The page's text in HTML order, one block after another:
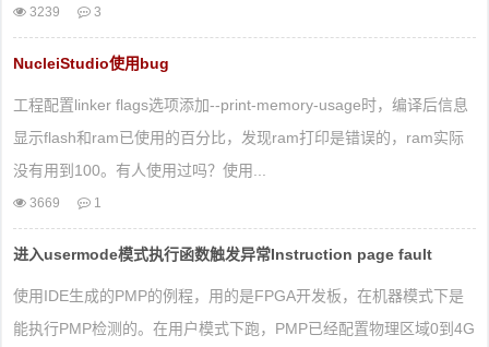
3239 3
NucleiStudio使用bug
工程配置linker flags选项添加--print-memory-usage时，编译后信息
显示flash和ram已使用的百分比，发现ram打印是错误的，ram实际
没有用到100。有人使用过吗？使用...
3669 1
进入usermode模式执行函数触发异常Instruction page fault
使用IDE生成的PMP的例程，用的是FPGA开发板，在机器模式下是
能执行PMP检测的。在用户模式下跑，PMP已经配置物理区域0到4G